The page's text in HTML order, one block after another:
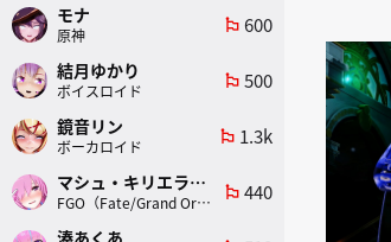
モナ
原神
emoji_flags 600
結月ゆかり
ボイスロイド
emoji_flags 500
鏡音リン
ボーカロイド
emoji_flags 1.3k
マシュ・キリエライト
FGO（Fate/Grand Order）
emoji_flags 440
湊あくあ